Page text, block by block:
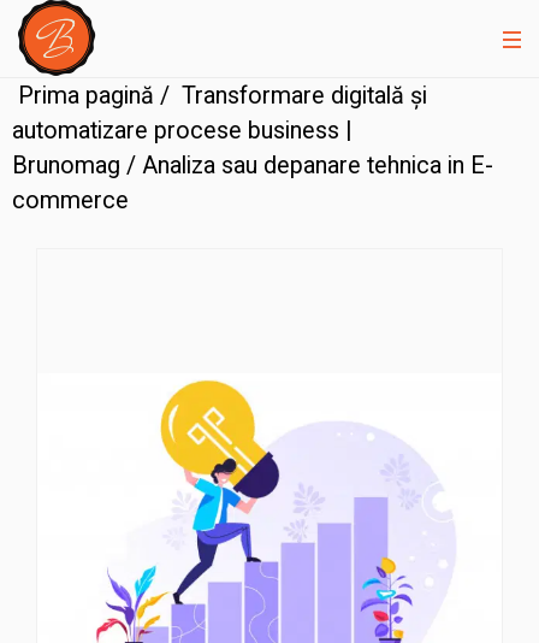
Prima pagină / Transformare digitală și
automatizare procese business |
Brunomag / Analiza sau depanare tehnica in E-
commerce